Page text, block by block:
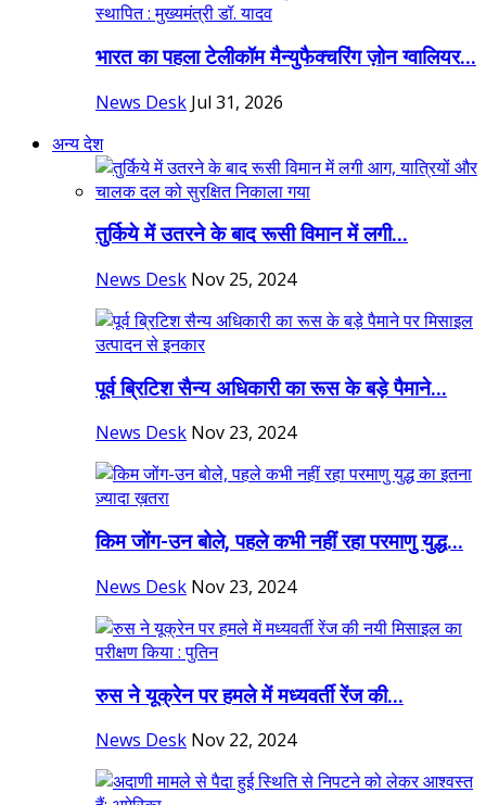
भारत का पहला टेलीकॉम मैन्युफैक्चरिंग ज़ोन ग्वालियर...
News Desk Jul 31, 2026
अन्य देश
तुर्किये में उतरने के बाद रूसी विमान में लगी...
News Desk Nov 25, 2024
पूर्व ब्रिटिश सैन्य अधिकारी का रूस के बड़े पैमाने...
News Desk Nov 23, 2024
किम जोंग-उन बोले, पहले कभी नहीं रहा परमाणु युद्ध...
News Desk Nov 23, 2024
रुस ने यूक्रेन पर हमले में मध्यवर्ती रेंज की...
News Desk Nov 22, 2024